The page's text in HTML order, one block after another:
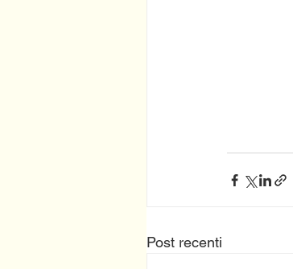
Post recenti